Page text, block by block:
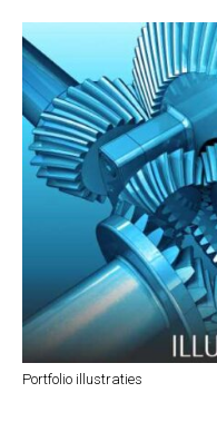
Portfolio illustraties